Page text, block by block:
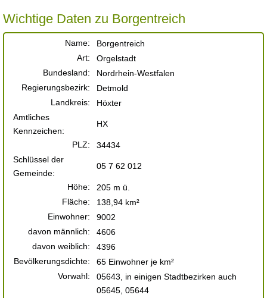
Wichtige Daten zu Borgentreich
Name:
Borgentreich
Art:
Orgelstadt
Bundesland:
Nordrhein-Westfalen
Regierungsbezirk:
Detmold
Landkreis:
Höxter
Amtliches
Kennzeichen:
HX
PLZ:
34434
Schlüssel der
Gemeinde:
05 7 62 012
Höhe:
205 m ü.
Fläche:
138,94 km²
Einwohner:
9002
davon männlich:
4606
davon weiblich:
4396
Bevölkerungsdichte:
65 Einwohner je km²
Vorwahl:
05643, in einigen Stadtbezirken auch
05645, 05644